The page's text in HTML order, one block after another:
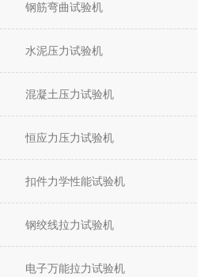
钢筋弯曲试验机
水泥压力试验机
混凝土压力试验机
恒应力压力试验机
扣件力学性能试验机
钢绞线拉力试验机
电子万能拉力试验机